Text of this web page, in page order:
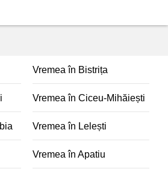
Vremea în Bistrița
Vremea în Ciceu-Mihăiești
Vremea în Lelești
Vremea în Apatiu